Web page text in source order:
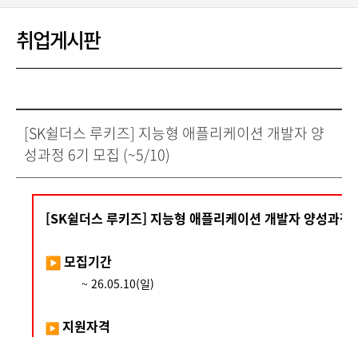
취업게시판
[SK쉴더스 루키즈] 지능형 애플리케이션 개발자 양
성과정 6기 모집 (~5/10)
[SK쉴더스 루키즈] 지능형 애플리케이션 개발자 양성과
모집기간
~ 26.05.10(일)
지원자격